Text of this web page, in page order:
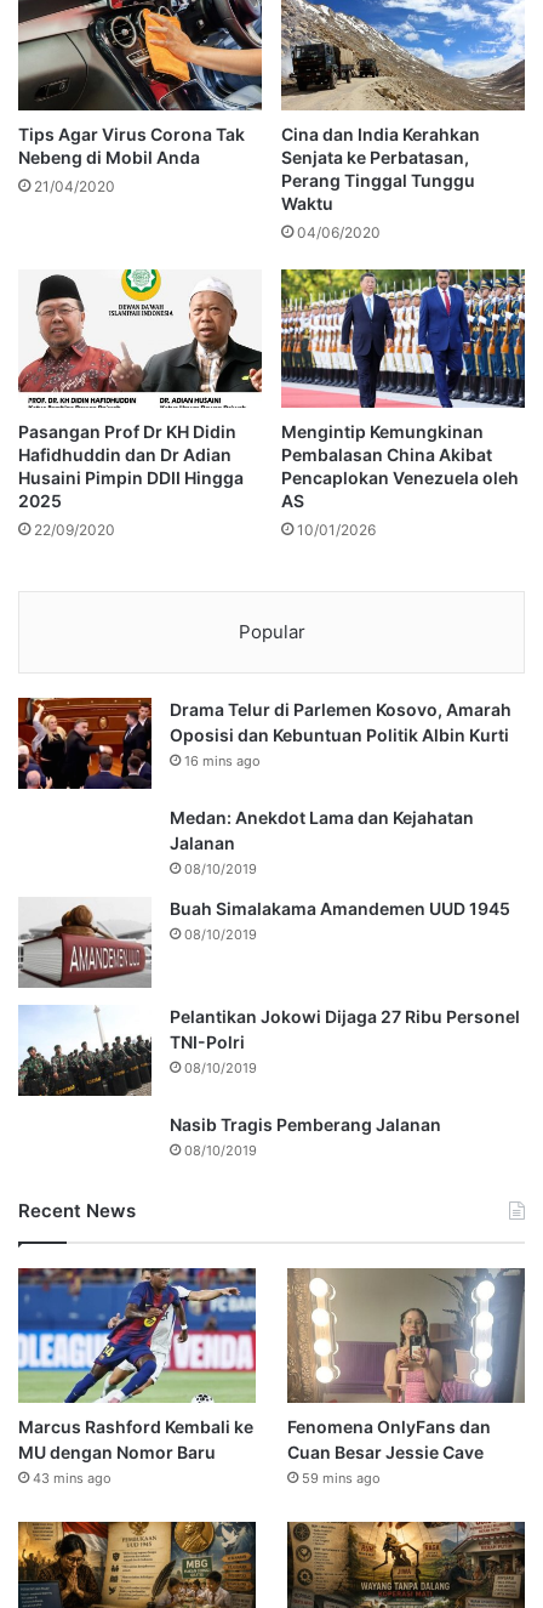
Tips Agar Virus Corona Tak
Nebeng di Mobil Anda
21/04/2020
Cina dan India Kerahkan
Senjata ke Perbatasan,
Perang Tinggal Tunggu
Waktu
04/06/2020
Pasangan Prof Dr KH Didin
Hafidhuddin dan Dr Adian
Husaini Pimpin DDII Hingga
2025
22/09/2020
Mengintip Kemungkinan
Pembalasan China Akibat
Pencaplokan Venezuela oleh
AS
10/01/2026
Popular
Drama Telur di Parlemen Kosovo, Amarah
Oposisi dan Kebuntuan Politik Albin Kurti
16 mins ago
Medan: Anekdot Lama dan Kejahatan
Jalanan
08/10/2019
Buah Simalakama Amandemen UUD 1945
08/10/2019
Pelantikan Jokowi Dijaga 27 Ribu Personel
TNI-Polri
08/10/2019
Nasib Tragis Pemberang Jalanan
08/10/2019
Recent News
Marcus Rashford Kembali ke
MU dengan Nomor Baru
43 mins ago
Fenomena OnlyFans dan
Cuan Besar Jessie Cave
59 mins ago